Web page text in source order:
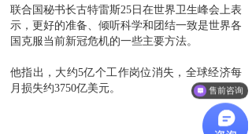
联合国秘书长古特雷斯25日在世界卫生峰会上表
示，更好的准备、倾听科学和团结一致是世界各
国克服当前新冠危机的一些主要方法。
他指出，大约5亿个工作岗位消失，全球经济每
月损失约3750亿美元。
售前咨询